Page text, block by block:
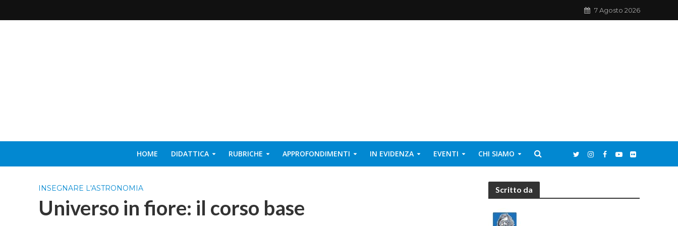
7 Agosto 2026
HOME DIDATTICA RUBRICHE APPROFONDIMENTI IN EVIDENZA EVENTI CHI SIAMO
INSEGNARE L'ASTRONOMIA
Universo in fiore: il corso base
Scritto da